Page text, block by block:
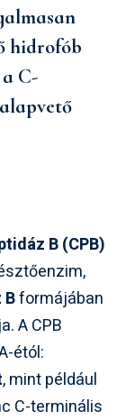
hidrofób
C-
B (CPB)
formájában
A CPB
étól:
, mint például
C-terminális